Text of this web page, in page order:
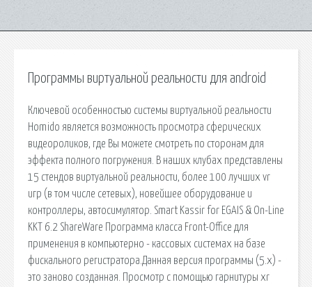
Программы виртуальной реальности для android
Ключевой особенностью системы виртуальной реальности
Homido является возможность просмотра сферических
видеороликов, где Вы можете смотреть по сторонам для
эффекта полного погружения. В наших клубах представлены
15 стендов виртуальной реальности, более 100 лучших vr
игр (в том числе сетевых), новейшее оборудование и
контроллеры, автосимулятор. Smart Kassir for EGAIS & On-Line
KKT 6.2 ShareWare Программа класса Front-Office для
применения в компьютерно - кассовых системах на базе
фискального регистратора.Данная версия программы (5.x) -
это заново созданная. Просмотр с помощью гарнитуры xr